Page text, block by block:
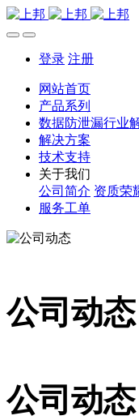
登录 注册
网站首页
产品系列
数据防泄漏行业
解决方案
技术支持
关于我们
公司简介 资质荣
服务工单
公司动态
公司动态